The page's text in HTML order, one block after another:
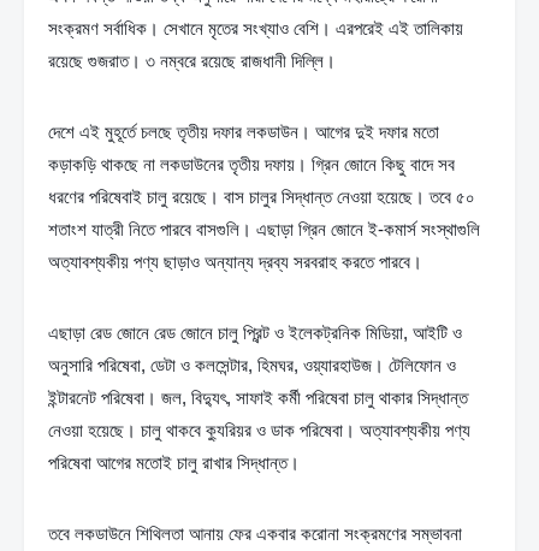
সংক্রমণ সর্বাধিক। সেখানে মৃতের সংখ্যাও বেশি। এরপরেই এই তালিকায়
রয়েছে গুজরাত। ৩ নম্বরে রয়েছে রাজধানী দিল্লি।
দেশে এই মুহূর্তে চলছে তৃতীয় দফার লকডাউন। আগের দুই দফার মতো
কড়াকড়ি থাকছে না লকডাউনের তৃতীয় দফায়। গ্রিন জোনে কিছু বাদে সব
ধরণের পরিষেবাই চালু রয়েছে। বাস চালুর সিদ্ধান্ত নেওয়া হয়েছে। তবে ৫০
শতাংশ যাত্রী নিতে পারবে বাসগুলি। এছাড়া গ্রিন জোনে ই-কমার্স সংস্থাগুলি
অত্যাবশ্যকীয় পণ্য ছাড়াও অন্যান্য দ্রব্য সরবরাহ করতে পারবে।
এছাড়া রেড জোনে রেড জোনে চালু প্রিন্ট ও ইলেকট্রনিক মিডিয়া, আইটি ও
অনুসারি পরিষেবা, ডেটা ও কলসেন্টার, হিমঘর, ওয়্যারহাউজ। টেলিফোন ও
ইন্টারনেট পরিষেবা। জল, বিদ্যুৎ, সাফাই কর্মী পরিষেবা চালু থাকার সিদ্ধান্ত
নেওয়া হয়েছে। চালু থাকবে ক্যুরিয়র ও ডাক পরিষেবা। অত্যাবশ্যকীয় পণ্য
পরিষেবা আগের মতোই চালু রাখার সিদ্ধান্ত।
তবে লকডাউনে শিথিলতা আনায় ফের একবার করোনা সংক্রমণের সম্ভাবনা